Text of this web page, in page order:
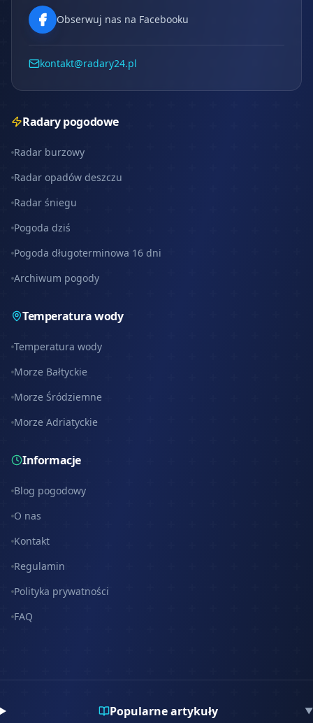
Obserwuj nas na Facebooku
kontakt@radary24.pl
Radary pogodowe
Radar burzowy
Radar opadów deszczu
Radar śniegu
Pogoda dziś
Pogoda długoterminowa 16 dni
Archiwum pogody
Temperatura wody
Temperatura wody
Morze Bałtyckie
Morze Śródziemne
Morze Adriatyckie
Informacje
Blog pogodowy
O nas
Kontakt
Regulamin
Polityka prywatności
FAQ
Popularne artykuły ▼